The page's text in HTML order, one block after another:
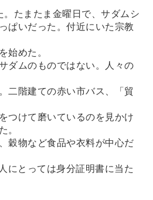
たまたま金曜日で、サダムシ
ぱいだった。付近にいた宗教
始めた。
ダムのものではない。人々の
二階建ての赤い市バス、「貿
つけて磨いているのを見かけ
。
穀物など食品や衣料が中心だ
にとっては身分証明書に当た